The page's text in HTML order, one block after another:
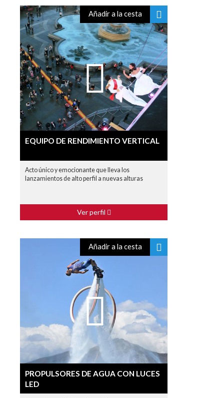
Añadir a la cesta
EQUIPO DE RENDIMIENTO VERTICAL
Acto único y emocionante que lleva los
lanzamientos de alto perfil a nuevas alturas
Ver perfil
Añadir a la cesta
PROPULSORES DE AGUA CON LUCES
LED